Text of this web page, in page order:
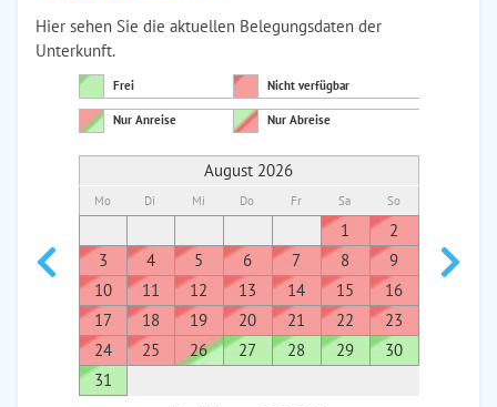
Hier sehen Sie die aktuellen Belegungsdaten der
Unterkunft.
Frei Nicht verfügbar
Nur Anreise Nur Abreise
August 2026
Mo Di Mi Do Fr Sa So
1
2
3
4 5 6 7 8
9
10
11 12 13 14 15
16
17
18 19 20 21 22
23
24
25 26 27 28 29
30
31
7